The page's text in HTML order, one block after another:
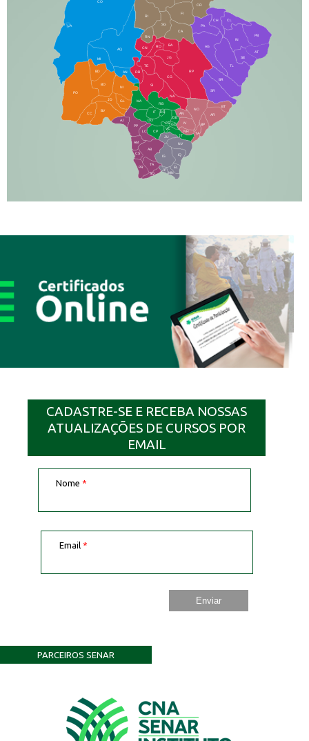
CO
AQ
MI
AN
RI
CR
FI
SG
BA
CA
PA
CH CL
PB
SE
TL
AG
BR
SR
BT
AR
RP
RO
JG
CG
SI
NA
TA
NH
JT
RB
MA
IT
DR
DO
CP
JU
NV
IQ
EL
BD
BO
NI
JD
PO
BV
CC
PP
AJ
LC
AM
AB
JP
DB
TE
CS
PR
TA
SQ
IG
MN
IN
NO
BP
RN
CN
GL
AN
IV
FS
VC
GD
DE
AT
LA
CADASTRE-SE E RECEBA NOSSAS
ATUALIZAÇÕES DE CURSOS POR
EMAIL
Nome *
Email *
PARCEIROS SENAR